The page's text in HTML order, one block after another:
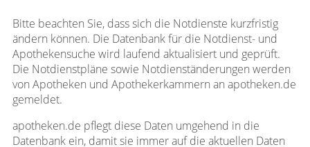
Bitte beachten Sie, dass sich die Notdienste kurzfristig
ändern können. Die Datenbank für die Notdienst- und
Apothekensuche wird laufend aktualisiert und geprüft.
Die Notdienstpläne sowie Notdienständerungen werden
von Apotheken und Apothekerkammern an apotheken.de
gemeldet.
apotheken.de pflegt diese Daten umgehend in die
Datenbank ein, damit sie immer auf die aktuellen Daten